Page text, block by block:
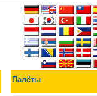
Палёты